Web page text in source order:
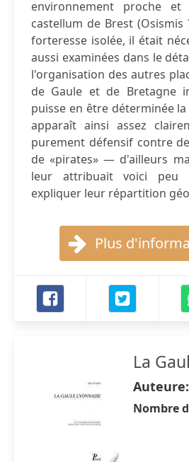
environnement proche
castellum de Brest
forteresse isolée, il était
aussi examinées dans le
l'organisation des autres
de Gaule et de Bretagne
puisse en être déterminée
apparaît ainsi assez
purement défensif contre
de «pirates» — d'ailleurs
leur attribuait voici
expliquer leur répartition
Plus
La
Auteure:
Nombre